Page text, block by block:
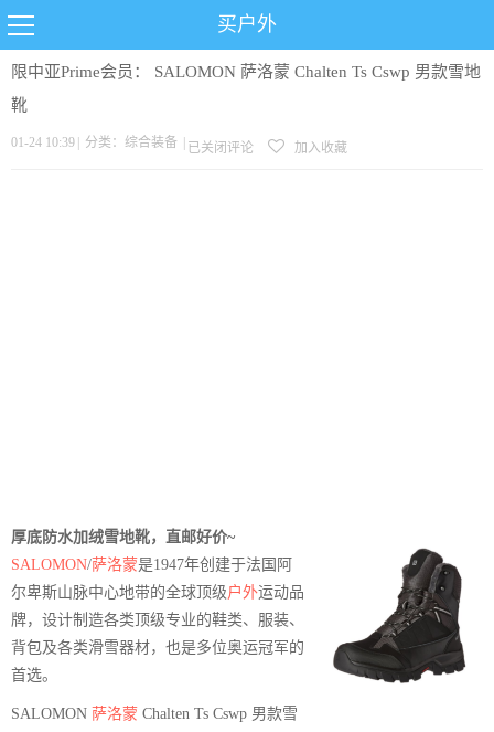
买户外
限中亚Prime会员： SALOMON 萨洛蒙 Chalten Ts Cswp 男款雪地
靴
01-24 10:39 分类： 综合装备 已关闭评论 加入收藏
厚底防水加绒雪地靴，直邮好价~
SALOMON/萨洛蒙是1947年创建于法国阿
尔卑斯山脉中心地带的全球顶级户外运动品
牌，设计制造各类顶级专业的鞋类、服装、
背包及各类滑雪器材，也是多位奥运冠军的
首选。
SALOMON 萨洛蒙 Chalten Ts Cswp 男款雪